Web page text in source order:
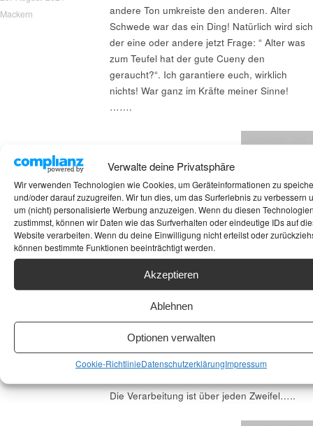
Verwalte deine Privatsphäre
Wir verwenden Technologien wie Cookies, um Geräteinformationen zu
und/oder darauf zuzugreifen. Wir tun dies, um das Surferlebnis zu verbessern
um (nicht) personalisierte Werbung anzuzeigen. Wenn du diesen
zustimmst, können wir Daten wie das Surfverhalten oder eindeutige IDs auf
Website verarbeiten. Wenn du deine Einwilligung nicht erteilst oder
können bestimmte Funktionen beeinträchtigt werden.
Akzeptieren
Ablehnen
Optionen verwalten
Cookie-RichtlinieDatenschutzerklärungImpressum
Mackern
andere Ton umkreiste den anderen. Alter
Schwede war das ein Ding! Natürlich wird sich
der eine oder andere jetzt Frage: “ Alter was
zum Teufel hat der gute Cueny den
geraucht?“. Ich garantiere euch, wirklich
nichts! War ganz im Kräfte meiner Sinne!
…….
Mackern
Vorstufe BP 25 von Bryston. Kenner dürften
das externe Netzteil auf dem Foto
das es sich nicht ästhetisch genug ins
Gesamtbild einfügen konnte. Also die BP 25
hat ein externes Netzteil was in dieser
Die Verarbeitung ist über jeden Zweifel…..